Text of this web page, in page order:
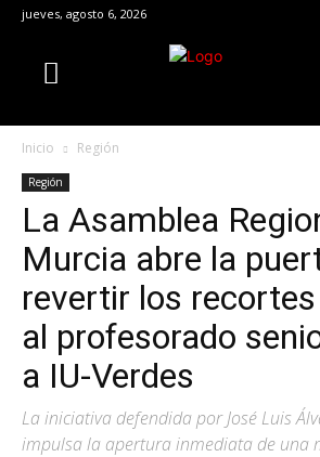
jueves, agosto 6, 2026
Inicio Región
Región
La Asamblea
Murcia abre la
revertir los
al profesorado
a IU-Verdes
La iniciativa defendida por José Luis
impulsa la apertura inmediata de una